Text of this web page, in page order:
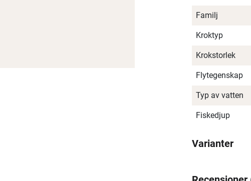
Familj
Kroktyp
Krokstorlek
Flytegenskap
Typ av vatten
Fiskedjup
Varianter